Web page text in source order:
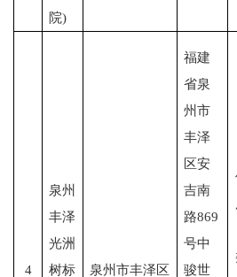
院)
4
泉州
丰泽
光洲
树标
泉州市丰泽区
福建
省泉
州市
丰泽
区安
吉南
路869
号中
骏世